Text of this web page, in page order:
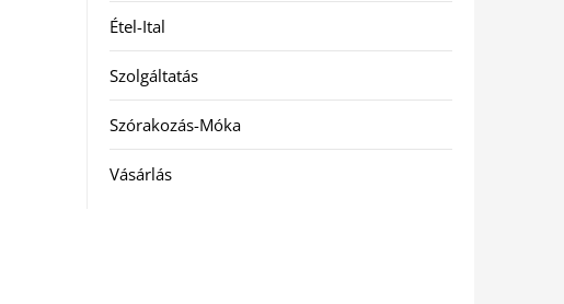
Étel-Ital
Szolgáltatás
Szórakozás-Móka
Vásárlás